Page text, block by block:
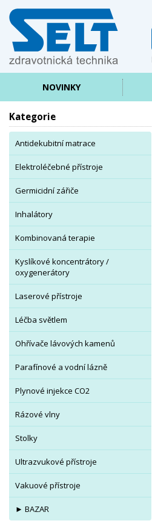
NOVINKY
Kategorie
Antidekubitní matrace
Elektroléčebné přístroje
Germicidní zářiče
Inhalátory
Kombinovaná terapie
Kyslíkové koncentrátory /
oxygenerátory
Laserové přístroje
Léčba světlem
Ohřívače lávových kamenů
Parafínové a vodní lázně
Plynové injekce CO2
Rázové vlny
Stolky
Ultrazvukové přístroje
Vakuové přístroje
► BAZAR